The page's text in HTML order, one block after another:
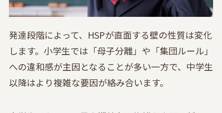
発達段階によって、HSPが直面する壁の性質は変化
します。小学生では「母子分離」や「集団ルール」
への違和感が主因となることが多い一方で、中学生
以降はより複雑な要因が絡み合います。